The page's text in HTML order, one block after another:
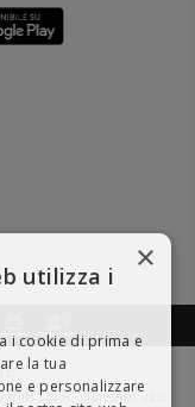
S.p.A. Viale Abruzzi
×
utilizza i
i cookie di prima e
la tua
e personalizzare